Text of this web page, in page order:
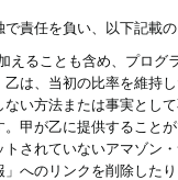
責任を負い、以下記載
えることも含め、プロ
は、当初の比率を維持
い方法または事実とし
甲が乙に提供すること
されていないアマゾン
へのリンクを削除した